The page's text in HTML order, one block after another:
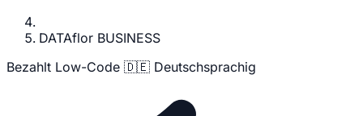
DATAflor BUSINESS
Bezahlt Low-Code 🇩🇪 Deutschsprachig